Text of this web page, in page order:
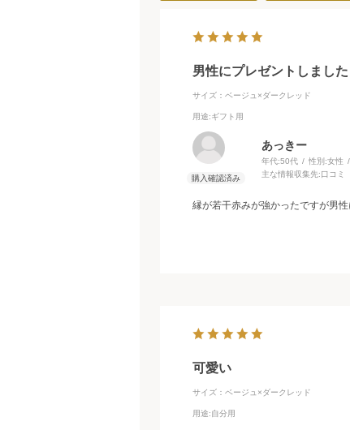
男性にプレゼントしました
サイズ：ベージュ×ダークレッド
用途:ギフト用
あっきー
年代:50代 性別:女性
主な情報収集先:口コミ
縁が若干赤みが強かったですが男
可愛い
サイズ：ベージュ×ダークレッド
用途:自分用